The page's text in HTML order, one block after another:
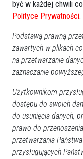
Ostrołęka
Sport
Balujemy
Region
Budujemy
Kościół i
TV Ostrołęka
Kalendarz imprez
być w każdej chwili
Polityce Prywatności.
Podstawą prawną
zawartych w plikach
na przetwarzanie
zaznaczanie
Użytkownikom
dostępu do swoich
do usunięcia danych,
prawo do
przetwarzania
przysługujących